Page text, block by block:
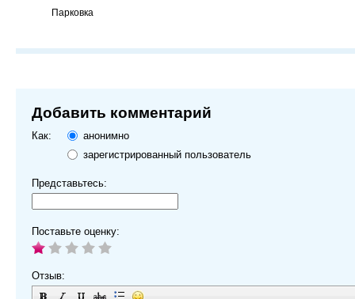
Парковка
Добавить комментарий
Как:
анонимно
зарегистрированный пользователь
Представьтесь:
Поставьте оценку:
Отзыв: